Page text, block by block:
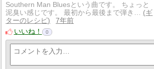
Southern Man Bluesという曲です。 ちょっと
泥臭い感じです。 最初から最後まで弾き…
ギ
ターのレシピ
7年前
いいね！
0